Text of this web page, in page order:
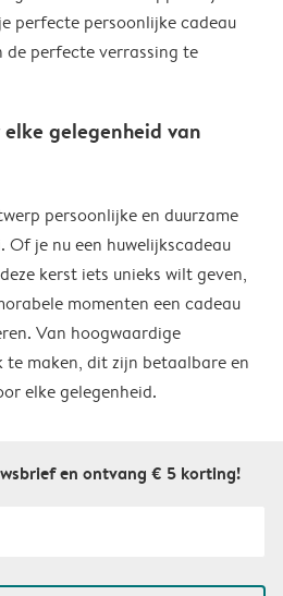
perfecte persoonlijke cadeau
de perfecte verrassing te
gelegenheid van
persoonlijke en duurzame
je nu een huwelijkscadeau
kerst iets unieks wilt geven,
momenten een cadeau
Van hoogwaardige
maken, dit zijn betaalbare en
elke gelegenheid.
en ontvang € 5 korting!